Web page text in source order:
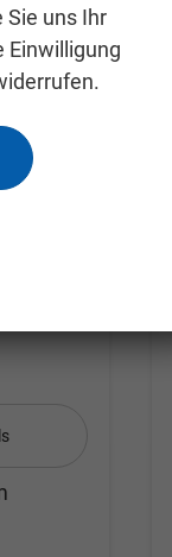
Sie uns Ihr
Einwilligung